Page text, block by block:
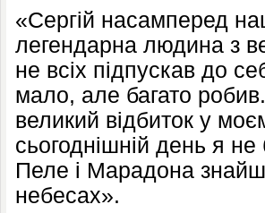
«Сергій насамперед
легендарна людина з
не всіх підпускав до
мало, але багато
великий відбиток у
сьогоднішній день я
Пеле і Марадона
небесах».